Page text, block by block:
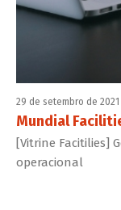
29 de setembro de 2021
Mundial
[Vitrine Facitilies]
operacional